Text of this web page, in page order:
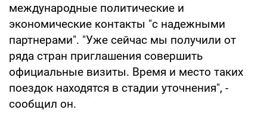
международные политические и
экономические контакты "с надежными
партнерами". "Уже сейчас мы получили от
ряда стран приглашения совершить
официальные визиты. Время и место таких
поездок находятся в стадии уточнения", -
сообщил он.